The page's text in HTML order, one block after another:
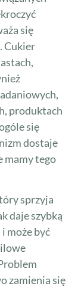
się
Cukier
produktach
się
dostaje
mamy tego
sprzyja
daje szybką
może być
zamienia się